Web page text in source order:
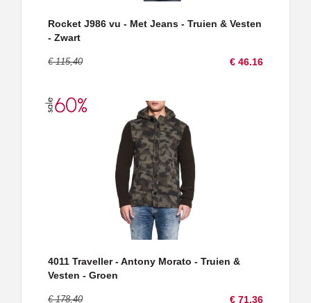
Rocket J986 vu - Met Jeans - Truien & Vesten
- Zwart
€ 115,40 € 46.16
4011 Traveller - Antony Morato - Truien &
Vesten - Groen
€ 178,40 € 71.36